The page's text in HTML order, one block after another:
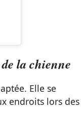
la chienne
Elle se
endroits lors des